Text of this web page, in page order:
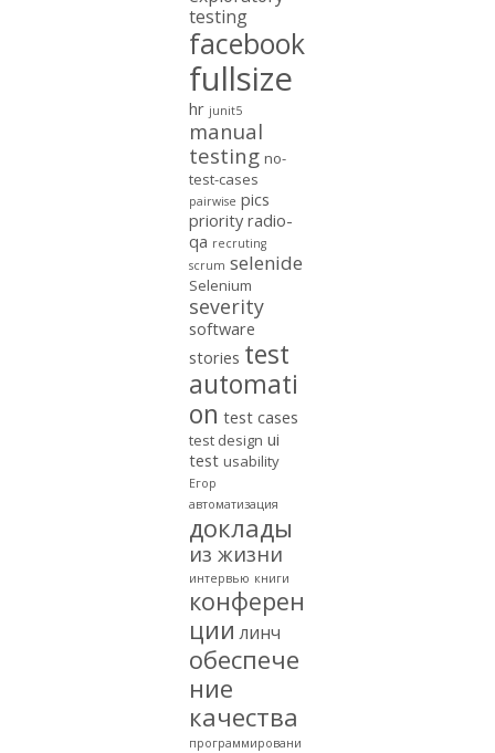
testing
facebook
fullsize
hr junit5
manual
testing no-
test-cases
pairwise pics
priority radio-
qa recruting
scrum selenide
Selenium
severity
software
stories test
automati
on test cases
test design ui
test usability
Егор
автоматизация
доклады
из жизни
интервью книги
конферен
ции линч
обеспече
ние
качества
программировани